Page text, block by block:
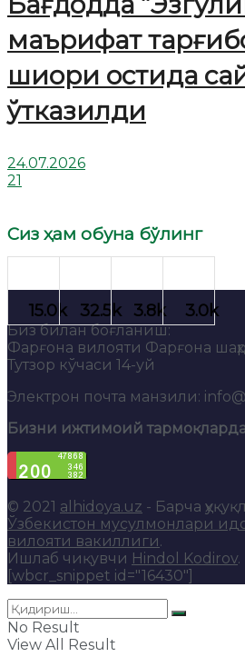
маърифат
шиори остида
ўтказилди
24.07.2026
21
Сиз ҳам обуна бўлинг
Биз билан боғланиш:
Фарғона вилояти Фарғона
Тутзор кўчаси 14-уй
Электрон почта манзили:
Бизни ижтимоий тармоқларда
© 2021 alhidoya.uz - Барча
Ўзбекистон мусулмонлари
вилояти вакиллиги.
Ишлаб чиқувчи Hindol Kodirov.
[wbcr_snippet id="16430"]
No Result
View All Result